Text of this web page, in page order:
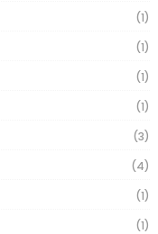
(1)
(1)
(1)
(1)
(3)
(4)
(1)
(1)